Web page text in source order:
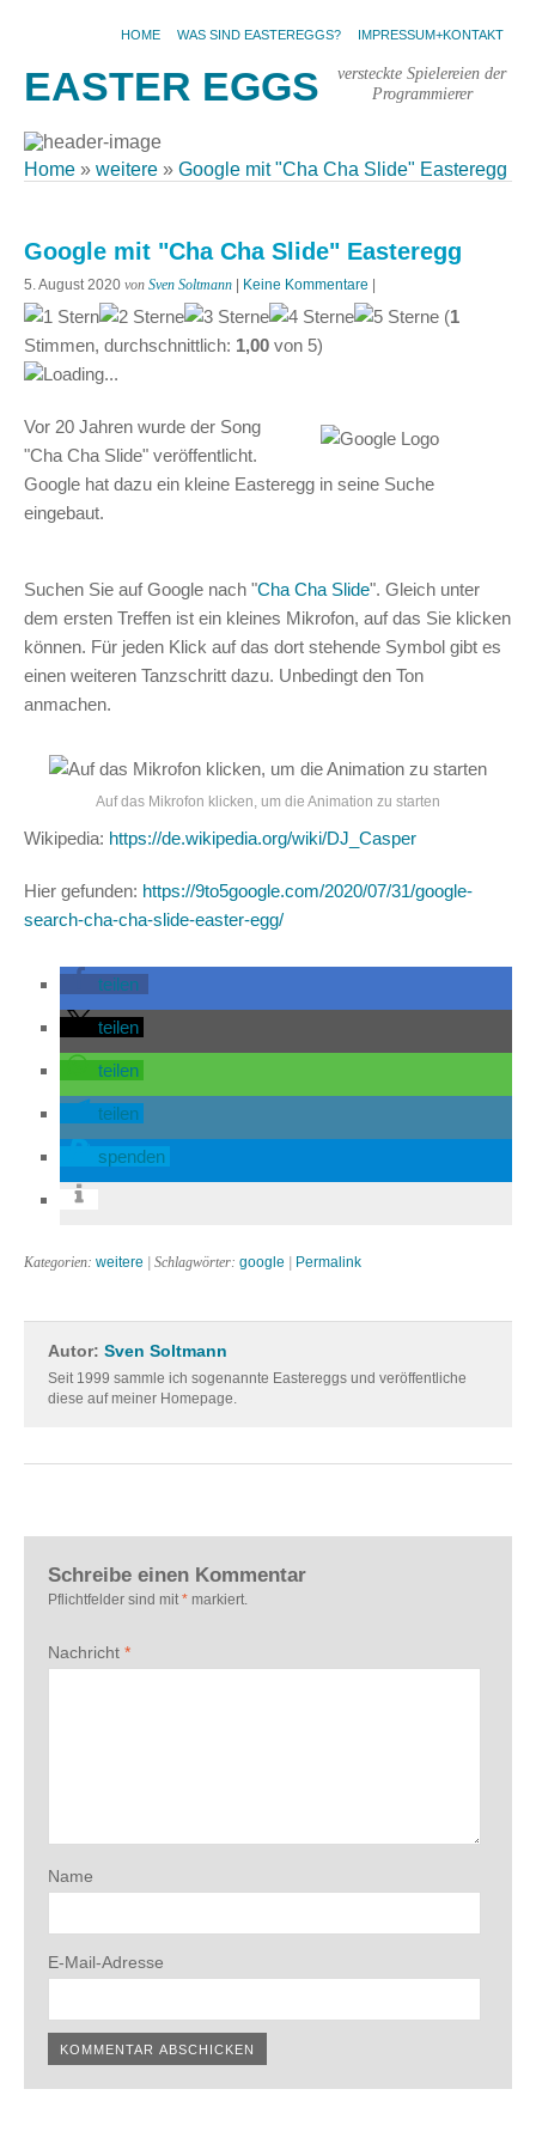
HOME WAS SIND EASTEREGGS? IMPRESSUM+KONTAKT
EASTER EGGS
versteckte Spielereien der
Programmierer
Home » weitere » Google mit "Cha Cha Slide" Easteregg
Google mit "Cha Cha Slide" Easteregg
5. August 2020 von Sven Soltmann Keine Kommentare
(1
Stimmen, durchschnittlich: 1,00 von 5)
Loading...
Vor 20 Jahren wurde der Song
"Cha Cha Slide" veröffentlicht.
Google hat dazu ein kleine Easteregg in seine Suche
eingebaut.
Suchen Sie auf Google nach "Cha Cha Slide". Gleich unter
dem ersten Treffen ist ein kleines Mikrofon, auf das Sie klicken
können. Für jeden Klick auf das dort stehende Symbol gibt es
einen weiteren Tanzschritt dazu. Unbedingt den Ton
anmachen.
Auf das Mikrofon klicken, um die Animation zu starten
Wikipedia: https://de.wikipedia.org/wiki/DJ_Casper
Hier gefunden: https://9to5google.com/2020/07/31/google-
search-cha-cha-slide-easter-egg/
teilen
teilen
teilen
teilen
spenden
Kategorien: weitere | Schlagwörter: google Permalink
Autor: Sven Soltmann
Seit 1999 sammle ich sogenannte Eastereggs und veröffentliche
diese auf meiner Homepage.
Schreibe einen Kommentar
Pflichtfelder sind mit * markiert.
Nachricht *
Name
E-Mail-Adresse